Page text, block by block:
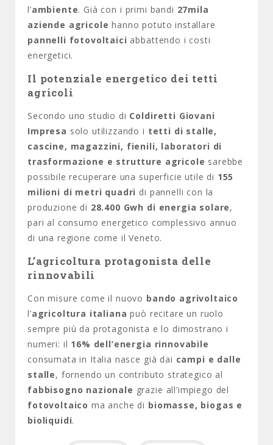
l’ambiente. Già con i primi bandi 27mila
aziende agricole hanno potuto installare
pannelli fotovoltaici abbattendo i costi
energetici.
Il potenziale energetico dei tetti
agricoli
Secondo uno studio di Coldiretti Giovani
Impresa solo utilizzando i tetti di stalle,
cascine, magazzini, fienili, laboratori di
trasformazione e strutture agricole sarebbe
possibile recuperare una superficie utile di 155
milioni di metri quadri di pannelli con la
produzione di 28.400 Gwh di energia solare,
pari al consumo energetico complessivo annuo
di una regione come ilVeneto.
L’agricoltura protagonista delle
rinnovabili
Con misure come il nuovo bando agrivoltaico
l’agricoltura italiana può recitare un ruolo
sempre più da protagonista e lo dimostrano i
numeri: il 16% dell’energia rinnovabile
consumata in Italia nasce già dai campi e dalle
stalle, fornendo un contributo strategico al
fabbisogno nazionale grazie all’impiego del
fotovoltaico ma anche di biomasse, biogas e
bioliquidi.